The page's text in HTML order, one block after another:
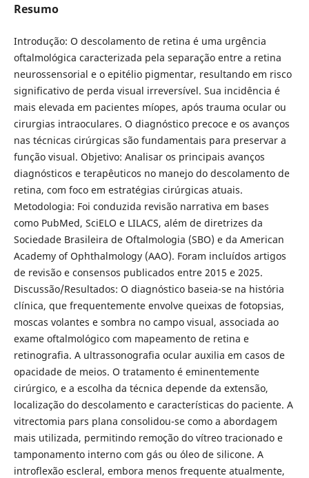
Resumo
Introdução: O descolamento de retina é uma urgência
oftalmológica caracterizada pela separação entre a retina
neurossensorial e o epitélio pigmentar, resultando em risco
significativo de perda visual irreversível. Sua incidência é
mais elevada em pacientes míopes, após trauma ocular ou
cirurgias intraoculares. O diagnóstico precoce e os avanços
nas técnicas cirúrgicas são fundamentais para preservar a
função visual. Objetivo: Analisar os principais avanços
diagnósticos e terapêuticos no manejo do descolamento de
retina, com foco em estratégias cirúrgicas atuais.
Metodologia: Foi conduzida revisão narrativa em bases
como PubMed, SciELO e LILACS, além de diretrizes da
Sociedade Brasileira de Oftalmologia (SBO) e da American
Academy of Ophthalmology (AAO). Foram incluídos artigos
de revisão e consensos publicados entre 2015 e 2025.
Discussão/Resultados: O diagnóstico baseia-se na história
clínica, que frequentemente envolve queixas de fotopsias,
moscas volantes e sombra no campo visual, associada ao
exame oftalmológico com mapeamento de retina e
retinografia. A ultrassonografia ocular auxilia em casos de
opacidade de meios. O tratamento é eminentemente
cirúrgico, e a escolha da técnica depende da extensão,
localização do descolamento e características do paciente. A
vitrectomia pars plana consolidou-se como a abordagem
mais utilizada, permitindo remoção do vítreo tracionado e
tamponamento interno com gás ou óleo de silicone. A
introflexão escleral, embora menos frequente atualmente,